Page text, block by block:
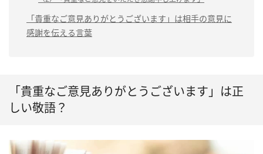
「貴重なご意見ありがとうございます」は相手の意見に
感謝を伝える言葉
「貴重なご意見ありがとうございます」は正
しい敬語？